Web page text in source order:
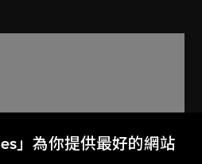
」為你提供最好的網站